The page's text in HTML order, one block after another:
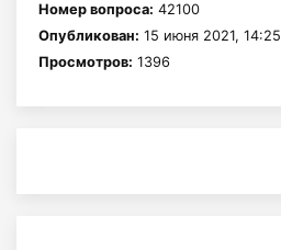
Номер вопроса: 42100
Опубликован: 15 июня 2021, 14:25
Просмотров: 1396